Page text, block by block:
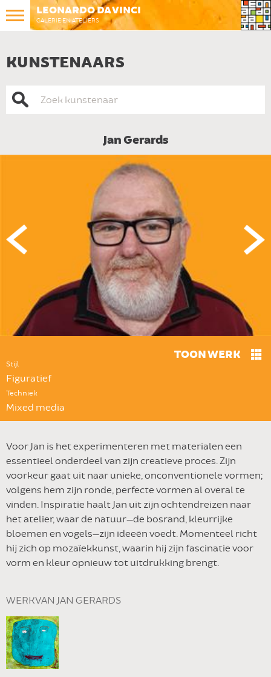
LEONARDO DA VINCI
GALERIE EN ATELIERS
KUNSTENAARS
Jan Gerards
TOON WERK
Stijl
Figuratief
Techniek
Mixed media
Voor Jan is het experimenteren met materialen een
essentieel onderdeel van zijn creatieve proces. Zijn
voorkeur gaat uit naar unieke, onconventionele vormen;
volgens hem zijn ronde, perfecte vormen al overal te
vinden. Inspiratie haalt Jan uit zijn ochtendreizen naar
het atelier, waar de natuur—de bosrand, kleurrijke
bloemen en vogels—zijn ideeën voedt. Momenteel richt
hij zich op mozaïekkunst, waarin hij zijn fascinatie voor
vorm en kleur opnieuw tot uitdrukking brengt.
WERK VAN JAN GERARDS